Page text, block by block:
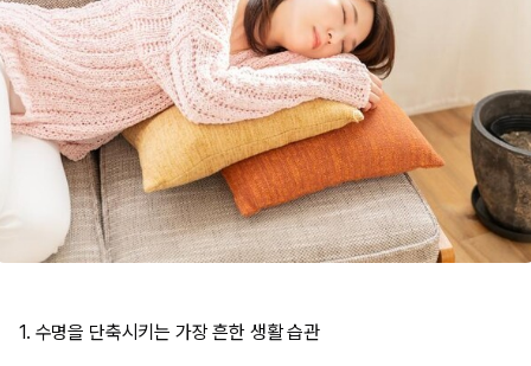
1. 수명을 단축시키는 가장 흔한 생활 습관